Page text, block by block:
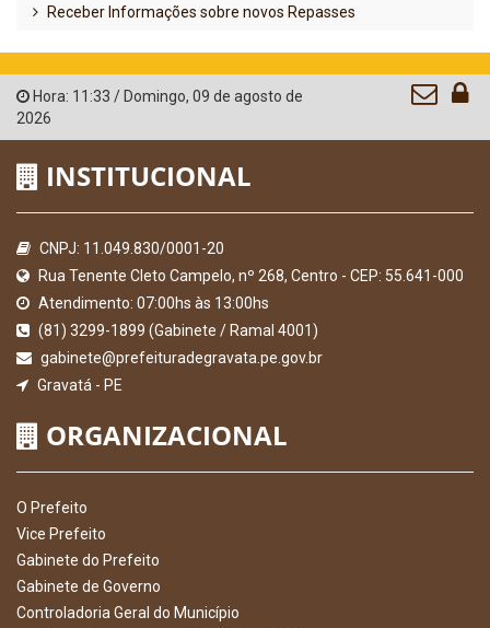
Receber Informações sobre novos Repasses
Hora: 11:33 / Domingo, 09 de agosto de
2026
INSTITUCIONAL
CNPJ: 11.049.830/0001-20
Rua Tenente Cleto Campelo, nº 268, Centro - CEP: 55.641-000
Atendimento: 07:00hs às 13:00hs
(81) 3299-1899 (Gabinete / Ramal 4001)
gabinete@prefeituradegravata.pe.gov.br
Gravatá - PE
ORGANIZACIONAL
O Prefeito
Vice Prefeito
Gabinete do Prefeito
Gabinete de Governo
Controladoria Geral do Município